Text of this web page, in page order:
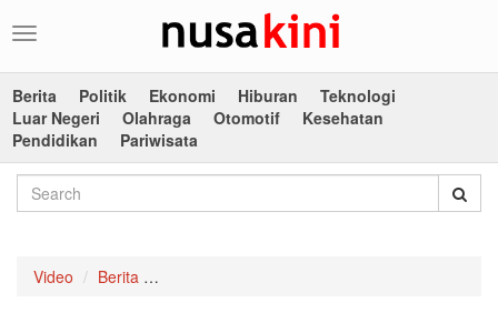
Toggle
Berita
Politik Ekonomi Hiburan
Teknologi
Luar Negeri
Olahraga Otomotif
Kesehatan
Pendidikan
Pariwisata
Video Berita